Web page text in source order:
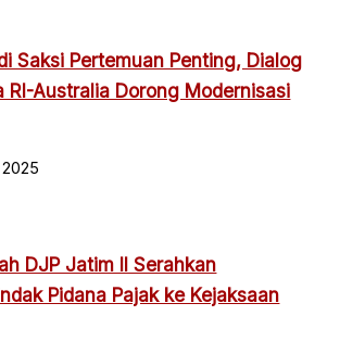
Saksi Pertemuan Penting, Dialog
RI-Australia Dorong Modernisasi
DJP Jatim II Serahkan
Pidana Pajak ke Kejaksaan